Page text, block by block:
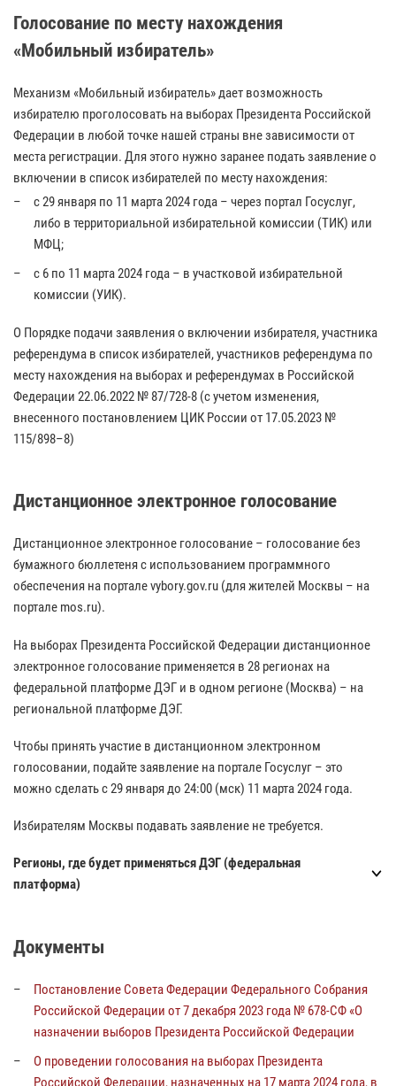
Голосование по месту нахождения
«Мобильный избиратель»
Механизм «Мобильный избиратель» дает возможность
избирателю проголосовать на выборах Президента Российской
Федерации в любой точке нашей страны вне зависимости от
места регистрации. Для этого нужно заранее подать заявление о
включении в список избирателей по месту нахождения:
c 29 января по 11 марта 2024 года – через портал Госуслуг,
либо в территориальной избирательной комиссии (ТИК) или
МФЦ;
c 6 по 11 марта 2024 года – в участковой избирательной
комиссии (УИК).
О Порядке подачи заявления о включении избирателя, участника
референдума в список избирателей, участников референдума по
месту нахождения на выборах и референдумах в Российской
Федерации 22.06.2022 № 87/728-8 (с учетом изменения,
внесенного постановлением ЦИК России от 17.05.2023 №
115/898–8)
Дистанционное электронное голосование
Дистанционное электронное голосование – голосование без
бумажного бюллетеня с использованием программного
обеспечения на портале vybory.gov.ru (для жителей Москвы – на
портале mos.ru).
На выборах Президента Российской Федерации дистанционное
электронное голосование применяется в 28 регионах на
федеральной платформе ДЭГ и в одном регионе (Москва) – на
региональной платформе ДЭГ.
Чтобы принять участие в дистанционном электронном
голосовании, подайте заявление на портале Госуслуг – это
можно сделать с 29 января до 24:00 (мск) 11 марта 2024 года.
Избирателям Москвы подавать заявление не требуется.
Регионы, где будет применяться ДЭГ (федеральная
платформа)
Документы
Постановление Совета Федерации Федерального Собрания
Российской Федерации от 7 декабря 2023 года № 678-СФ «О
назначении выборов Президента Российской Федерации
О проведении голосования на выборах Президента
Российской Федерации, назначенных на 17 марта 2024 года, в